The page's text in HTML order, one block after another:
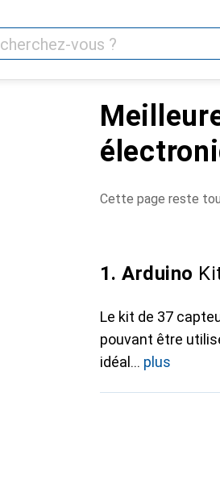
Cette page reste
1. Arduino
Le kit de 37
pouvant être
idéal
plus